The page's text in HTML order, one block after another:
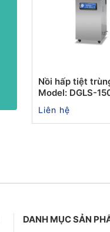
Nồi hấp tiệt
Model: DGLS-
Liên hệ
DANH MỤC SẢN